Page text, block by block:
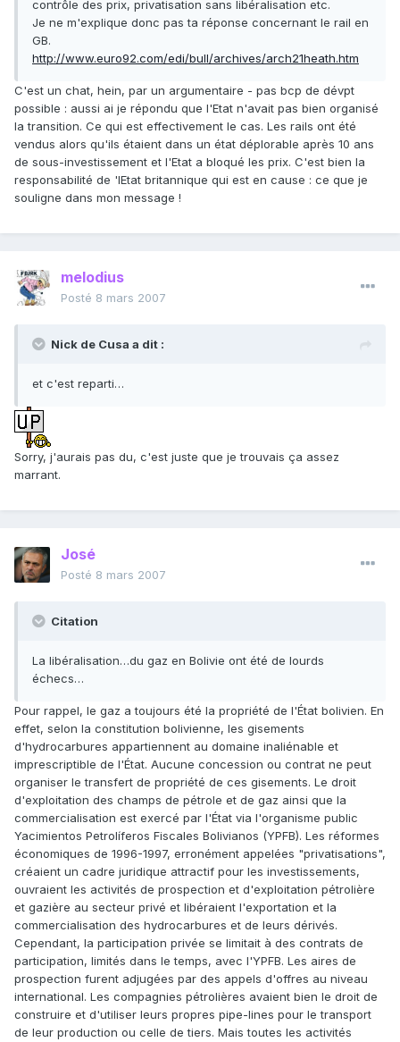
contrôle des prix, privatisation sans libéralisation etc.
Je ne m'explique donc pas ta réponse concernant le rail en
GB.
http://www.euro92.com/edi/bull/archives/arch21heath.htm
C'est un chat, hein, par un argumentaire - pas bcp de dévpt
possible : aussi ai je répondu que l'Etat n'avait pas bien organisé
la transition. Ce qui est effectivement le cas. Les rails ont été
vendus alors qu'ils étaient dans un état déplorable après 10 ans
de sous-investissement et l'Etat a bloqué les prix. C'est bien la
responsabilité de 'lEtat britannique qui est en cause : ce que je
souligne dans mon message !
melodius
Posté 8 mars 2007
Nick de Cusa a dit :
et c'est reparti…
Sorry, j'aurais pas du, c'est juste que je trouvais ça assez
marrant.
José
Posté 8 mars 2007
Citation
La libéralisation…du gaz en Bolivie ont été de lourds
échecs…
Pour rappel, le gaz a toujours été la propriété de l'État bolivien. En
effet, selon la constitution bolivienne, les gisements
d'hydrocarbures appartiennent au domaine inaliénable et
imprescriptible de l'État. Aucune concession ou contrat ne peut
organiser le transfert de propriété de ces gisements. Le droit
d'exploitation des champs de pétrole et de gaz ainsi que la
commercialisation est exercé par l'État via l'organisme public
Yacimientos Petrolíferos Fiscales Bolivianos (YPFB). Les réformes
économiques de 1996-1997, erronément appelées "privatisations",
créaient un cadre juridique attractif pour les investissements,
ouvraient les activités de prospection et d'exploitation pétrolière
et gazière au secteur privé et libéraient l'exportation et la
commercialisation des hydrocarbures et de leurs dérivés.
Cependant, la participation privée se limitait à des contrats de
participation, limités dans le temps, avec l'YPFB. Les aires de
prospection furent adjugées par des appels d'offres au niveau
international. Les compagnies pétrolières avaient bien le droit de
construire et d'utiliser leurs propres pipe-lines pour le transport
de leur production ou celle de tiers. Mais toutes les activités